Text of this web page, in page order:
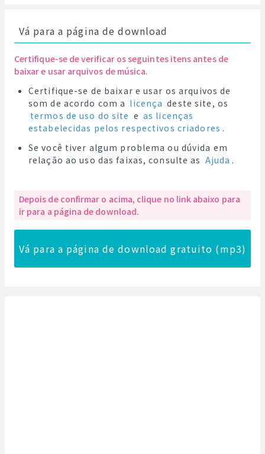
Vá para a página de download
Certifique-se de verificar os seguintes itens antes de
baixar e usar arquivos de música.
Certifique-se de baixar e usar os arquivos de
som de acordo com a licença deste site, os
termos de uso do site e as licenças
estabelecidas pelos respectivos criadores .
Se você tiver algum problema ou dúvida em
relação ao uso das faixas, consulte as Ajuda .
Depois de confirmar o acima, clique no link abaixo para
ir para a página de download.
Vá para a página de download gratuito (mp3)